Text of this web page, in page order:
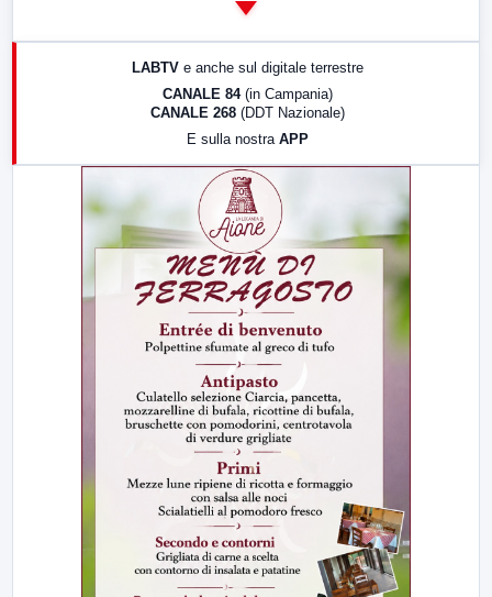
LABTV e anche sul digitale terrestre
CANALE 84 (in Campania)
CANALE 268 (DDT Nazionale)
E sulla nostra APP